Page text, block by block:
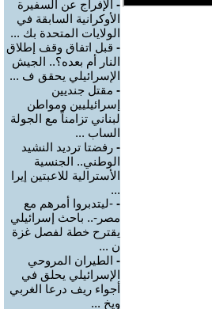
- الإفراج عن السفيرة
الأوكرانية السابقة في
الولايات المتحدة بك ...
- قبل اتفاق وقف إطلاق
النار أم بعده؟.. الجيش
الإسرائيلي يحقق ف ...
- مقتل جنديين
إسرائيليين ومواطن
لبناني تزامناً مع الجولة
الساب ...
- رفضتا ترديد النشيد
الوطني.. الجنسية
الأسترالية للاعبتين إيرا
...
- -ليتدبروا أمرهم مع
مصر-.. باحث إسرائيلي
يقترح خطة لفصل غزة
ن ...
- الطيران المروحي
الإسرائيلي يحلق في
أجواء ريف درعا الغربي
ويخ ...